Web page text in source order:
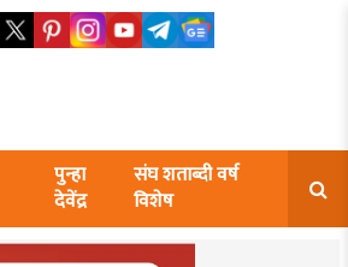
पुन्हा
देवेंद्र
संघ शताब्दी वर्ष
विशेष